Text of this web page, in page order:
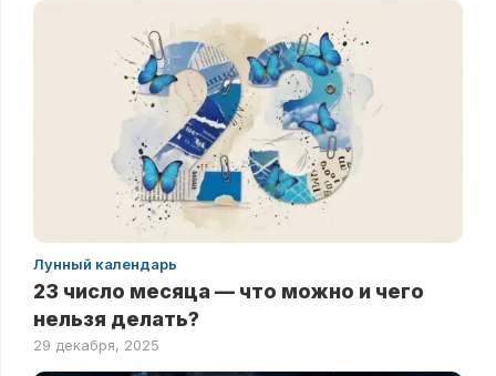
Лунный календарь
23 число месяца — что можно и чего
нельзя делать?
29 декабря, 2025